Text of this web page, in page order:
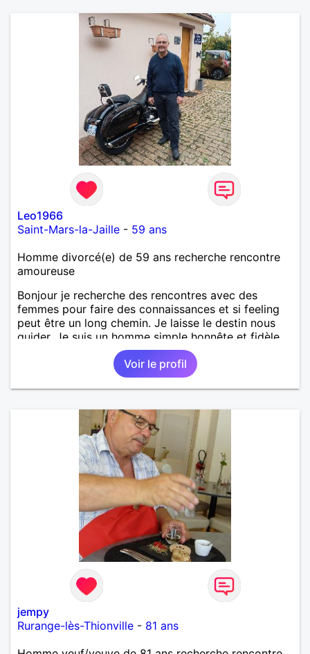
Leo1966
Saint-Mars-la-Jaille - 59 ans
Homme divorcé(e) de 59 ans recherche rencontre
amoureuse
Bonjour je recherche des rencontres avec des
femmes pour faire des connaissances et si feeling
peut être un long chemin. Je laisse le destin nous
guider. Je suis un homme simple honnête et fidèle.
Voir le profil
jempy
Rurange-lès-Thionville - 81 ans